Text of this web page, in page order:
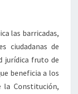
las barricadas,
ciudadanas de
jurídica fruto de
beneficia a los
la Constitución,